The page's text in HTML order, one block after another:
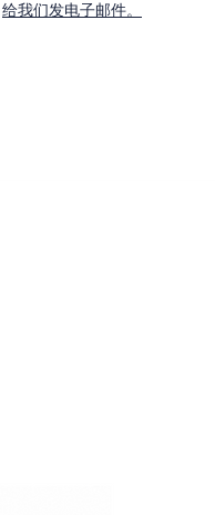
给我们发电子邮件。